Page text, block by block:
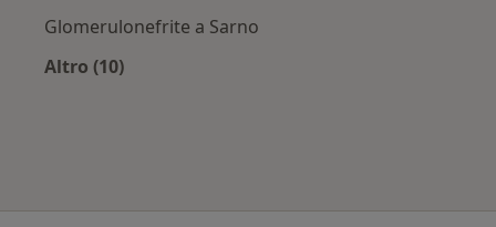
Glomerulonefrite a Sarno
Altro (10)